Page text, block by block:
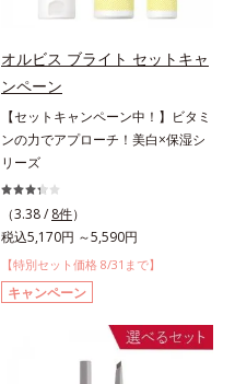
オルビス ブライト セットキャ
ンペーン
【セットキャンペーン中！】ビタミ
ンの力でアプローチ！美白×保湿シ
リーズ
（3.38 / 8件）
税込5,170円 ～5,590円
【特別セット価格 8/31まで】
キャンペーン